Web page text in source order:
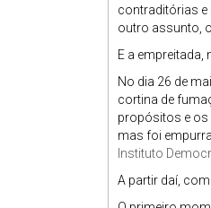
contraditórias e
outro assunto,
E a empreitada,
No dia 26 de
cortina de
propósitos e os
mas foi
Instituto
A partir daí,